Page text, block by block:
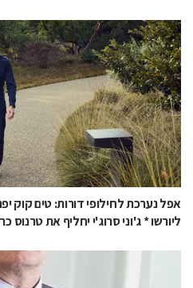
אפל נערכת לחילופי דורות: טים קוק
ליורשו * ג'וני סרוג'י יחליף את